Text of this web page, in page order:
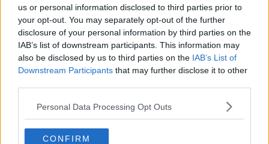
us or personal information disclosed to third parties prior to
your opt-out. You may separately opt-out of the further
disclosure of your personal information by third parties on the
IAB’s list of downstream participants. This information may
also be disclosed by us to third parties on the IAB’s List of
Downstream Participants that may further disclose it to other
Personal Data Processing Opt Outs
CONFIRM
Se vuoi leggere le notizie principali della Toscana iscriviti alla
Newsletter QUInews - ToscanaMedia.
alle 20:00 direttamente nella tua casella di posta.
Basta cliccareQUI
Videogallery